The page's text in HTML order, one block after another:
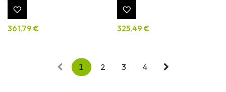
361,79 € 325,49 €
1 2 3 4